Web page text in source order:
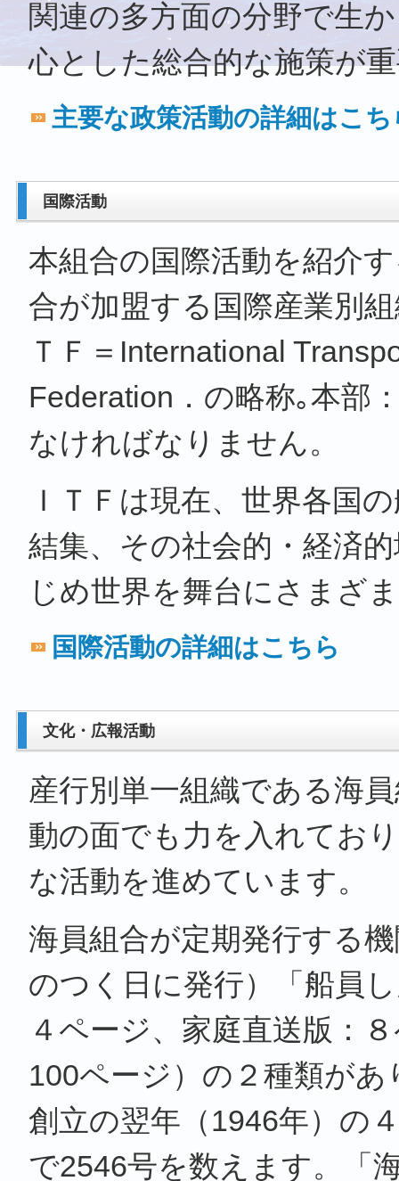
関連の多方面の分野で生
心とした総合的な施策が
主要な政策活動の詳細はこち
国際活動
本組合の国際活動を紹介
合が加盟する国際産業別
ＴＦ＝International
Federation．の略称｡本部
なければなりません。
ＩＴＦは現在、世界各国
結集、その社会的・経済
じめ世界を舞台にさまざ
国際活動の詳細はこちら
文化・広報活動
産行別単一組織である海
動の面でも力を入れてお
な活動を進めています。
海員組合が定期発行する
のつく日に発行）「船員
４ページ、家庭直送版：
100ページ）の２種類が
創立の翌年（1946年）の
で2546号を数えます。「